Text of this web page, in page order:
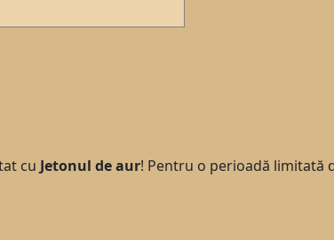
cu Jetonul de aur! Pentru o perioadă limitată